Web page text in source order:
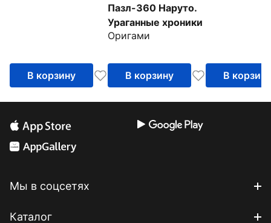
В корзину
Пазл-360 Наруто.
Ураганные хроники
Оригами
В корзину В корзину
Мы в соцсетях
Каталог